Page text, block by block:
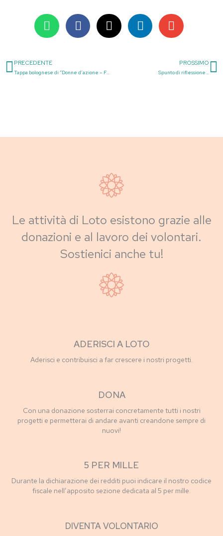
Precedente
PRECEDENTE
Tappa bolognese di “Donne d’azione – Federazione Italiana Rugby”
PROSSIMO
Spunto di riflessione…
Le attività di Loto esistono grazie alle
donazioni e al lavoro dei volontari.
Sostienici anche tu!
ADERISCI A LOTO
Aderisci e contribuisci a far crescere i nostri progetti.
DONA
Con una donazione sosterrai concretamente tutti i nostri
progetti e permetterai di andare avanti creandone sempre di
nuovi!
5 PER MILLE
Durante la dichiarazione dei redditi puoi indicare il nostro codice
fiscale nell’apposito sezione dedicata al 5 per mille.
DIVENTA VOLONTARIO